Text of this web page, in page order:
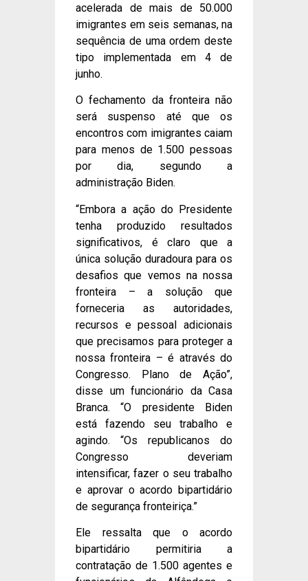
acelerada de mais de 50.000
imigrantes em seis semanas, na
sequência de uma ordem deste
tipo implementada em 4 de
junho.
O fechamento da fronteira não
será suspenso até que os
encontros com imigrantes caiam
para menos de 1.500 pessoas
por dia, segundo a
administração Biden.
“Embora a ação do Presidente
tenha produzido resultados
significativos, é claro que a
única solução duradoura para os
desafios que vemos na nossa
fronteira – a solução que
forneceria as autoridades,
recursos e pessoal adicionais
que precisamos para proteger a
nossa fronteira – é através do
Congresso. Plano de Ação”,
disse um funcionário da Casa
Branca. “O presidente Biden
está fazendo seu trabalho e
agindo. “Os republicanos do
Congresso deveriam
intensificar, fazer o seu trabalho
e aprovar o acordo bipartidário
de segurança fronteiriça.”
Ele ressalta que o acordo
bipartidário permitiria a
contratação de 1.500 agentes e